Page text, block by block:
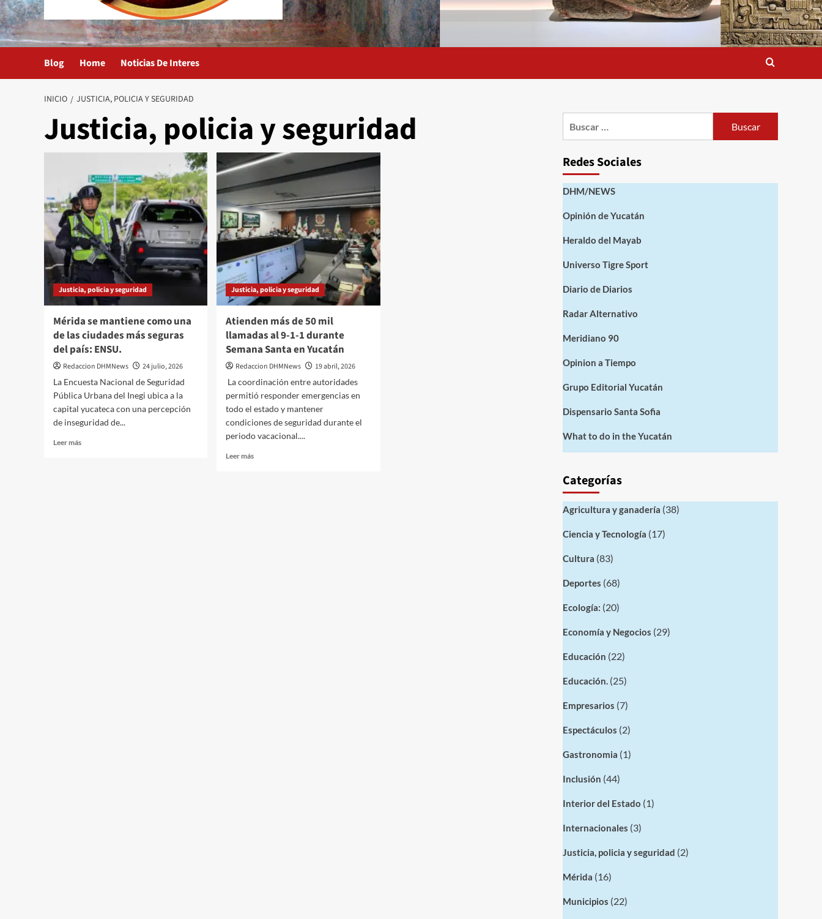
Blog Home Noticias De Interes
INICIO JUSTICIA, POLICIA Y SEGURIDAD
Justicia, policia y seguridad
Justicia, policia y seguridad
Mérida se mantiene como una
de las ciudades más seguras
del país: ENSU.
Redaccion DHMNews
24 julio, 2026
La Encuesta Nacional de Seguridad
Pública Urbana del Inegi ubica a la
capital yucateca con una percepción
de inseguridad de...
Leer másLeer
Justicia, policia y seguridad
Atienden más de 50 mil
llamadas al 9-1-1 durante
Semana Santa en Yucatán
Redaccion DHMNews
19 abril, 2026
La coordinación entre autoridades
permitió responder emergencias en
todo el estado y mantener
condiciones de seguridad durante el
periodo vacacional....
Leer másLeer
Redes Sociales
DHM/NEWS
Opinión de Yucatán
Heraldo del Mayab
Universo Tigre Sport
Diario de Diarios
Radar Alternativo
Meridiano 90
Opinion a Tiempo
Grupo Editorial Yucatán
Dispensario Santa Sofia
What to do in the Yucatán
Categorías
Agricultura y ganadería (38)
Ciencia y Tecnología (17)
Cultura (83)
Deportes (68)
Ecología: (20)
Economía y Negocios (29)
Educación (22)
Educación.(25)
Empresarios (7)
Espectáculos (2)
Gastronomia (1)
Inclusión (44)
Interior del Estado (1)
Internacionales (3)
Justicia, policia y seguridad (2)
Mérida (16)
Municipios (22)